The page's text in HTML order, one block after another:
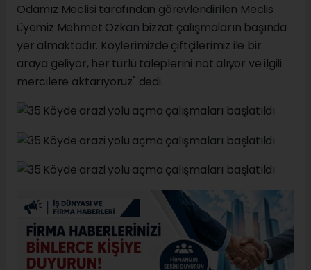
Odamız Meclisi tarafından görevlendirilen Meclis
üyemiz Mehmet Özkan bizzat çalışmaların başında
yer almaktadır. Köylerimizde çiftçilerimiz ile bir
araya geliyor, her türlü taleplerini not alıyor ve ilgili
mercilere aktarıyoruz" dedi.